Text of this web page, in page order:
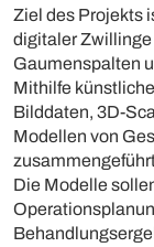
Ziel des Projekts
digitaler
Gaumenspalten
Mithilfe
Bilddaten, 3D-
Modellen von
Die Modelle